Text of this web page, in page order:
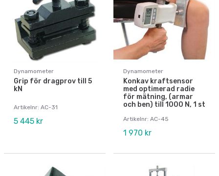
Dynamometer
Grip för dragprov till 5
kN
Artikelnr: AC-31
5 445 kr
Dynamometer
Konkav kraftsensor
med optimerad radie
för mätning, (armar
och ben) till 1000 N, 1 st
Artikelnr: AC-45
1 970 kr